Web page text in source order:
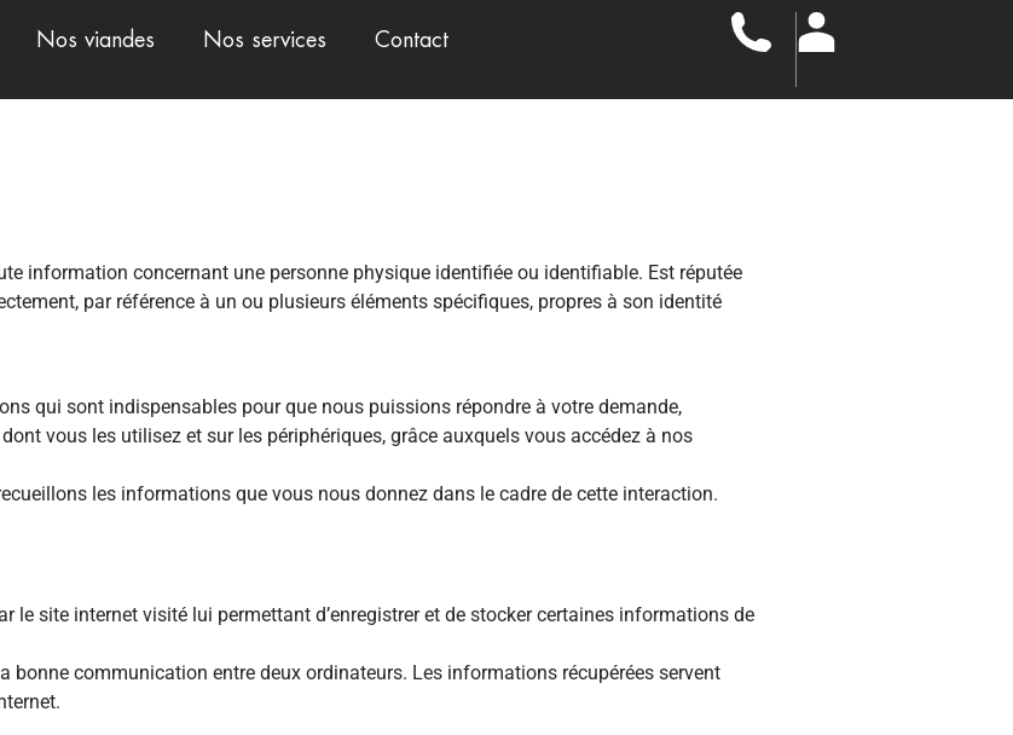
Nos viandes Nos services Contact
information concernant une personne physique identifiée ou identifiable. Est réputée
par référence à un ou plusieurs éléments spécifiques, propres à son identité
qui sont indispensables pour que nous puissions répondre à votre demande,
vous les utilisez et sur les périphériques, grâce auxquels vous accédez à nos
les informations que vous nous donnez dans le cadre de cette interaction.
le site internet visité lui permettant d’enregistrer et de stocker certaines informations de
bonne communication entre deux ordinateurs. Les informations récupérées servent